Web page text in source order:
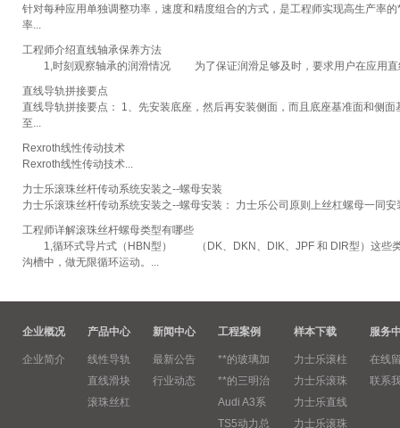
针对每种应用单独调整功率，速度和精度组合的方式，是工程师实现高生产率
率...
工程师介绍直线轴承保养方法
1,时刻观察轴承的润滑情况 为了保证润滑足够及时，要求用户在应用直线
直线导轨拼接要点
直线导轨拼接要点： 1、先安装底座，然后再安装侧面，而且底座基准面和侧
至...
Rexroth线性传动技术
Rexroth线性传动技术...
力士乐滚珠丝杆传动系统安装之--螺母安装
力士乐滚珠丝杆传动系统安装之--螺母安装： 力士乐公司原则上丝杠螺母一同
工程师详解滚珠丝杆螺母类型有哪些
1,循环式导片式（HBN型） （DK、DKN、DIK、JPF 和 DIR型）这些类
沟槽中，做无限循环运动。...
企业概况
企业简介
产品中心
线性导轨
直线滑块
滚珠丝杠
新闻中心
最新公告
行业动态
工程案例
**的玻璃加
**的三明治
Audi A3系
TS5动力总
样本下载
力士乐滚柱
力士乐滚珠
力士乐直线
力士乐滚珠
服务
在线
联系